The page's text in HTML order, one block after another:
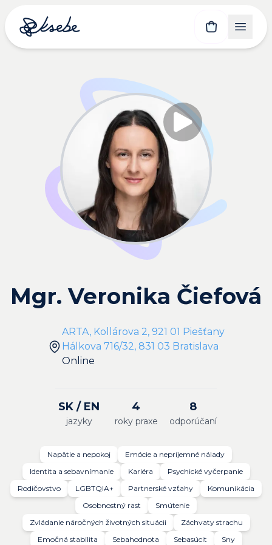
Mgr. Veronika Čiefová
ARTA, Kollárova 2, 921 01 Piešťany
Hálkova 716/32, 831 03 Bratislava
Online
SK / EN
jazyky
4
roky praxe
8
odporúčaní
Napätie a nepokoj
Emócie a nepríjemné nálady
Identita a sebavnímanie
Kariéra
Psychické vyčerpanie
Rodičovstvo
LGBTQIA+ Partnerské vzťahy
Komunikácia
Osobnostný rast
Smútenie
Zvládanie náročných životných situácii
Záchvaty strachu
Emočná stabilita
Sebahodnota Sebasúcit
Sny